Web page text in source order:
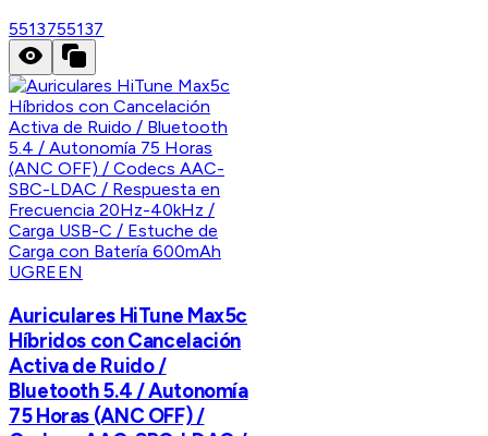
5513755137
UGREEN
Auriculares HiTune Max5c
Híbridos con Cancelación
Activa de Ruido /
Bluetooth 5.4 / Autonomía
75 Horas (ANC OFF) /